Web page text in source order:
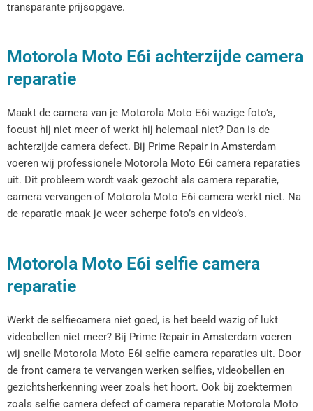
transparante prijsopgave.
Motorola Moto E6i achterzijde camera
reparatie
Maakt de camera van je Motorola Moto E6i wazige foto’s,
focust hij niet meer of werkt hij helemaal niet? Dan is de
achterzijde camera defect. Bij Prime Repair in Amsterdam
voeren wij professionele Motorola Moto E6i camera reparaties
uit. Dit probleem wordt vaak gezocht als camera reparatie,
camera vervangen of Motorola Moto E6i camera werkt niet. Na
de reparatie maak je weer scherpe foto’s en video’s.
Motorola Moto E6i selfie camera
reparatie
Werkt de selfiecamera niet goed, is het beeld wazig of lukt
videobellen niet meer? Bij Prime Repair in Amsterdam voeren
wij snelle Motorola Moto E6i selfie camera reparaties uit. Door
de front camera te vervangen werken selfies, videobellen en
gezichtsherkenning weer zoals het hoort. Ook bij zoektermen
zoals selfie camera defect of camera reparatie Motorola Moto